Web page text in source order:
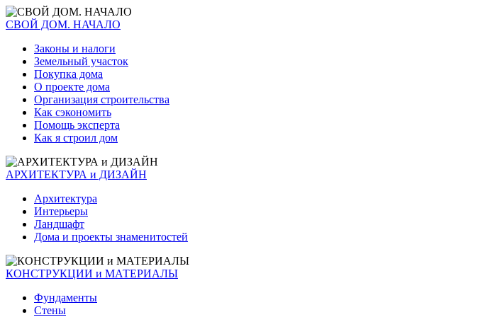
СВОЙ ДОМ. НАЧАЛО
Законы и налоги
Земельный участок
Покупка дома
О проекте дома
Организация строительства
Как сэкономить
Помощь эксперта
Как я строил дом
АРХИТЕКТУРА и ДИЗАЙН
Архитектура
Интерьеры
Ландшафт
Дома и проекты знаменитостей
КОНСТРУКЦИИ и МАТЕРИАЛЫ
Фундаменты
Стены